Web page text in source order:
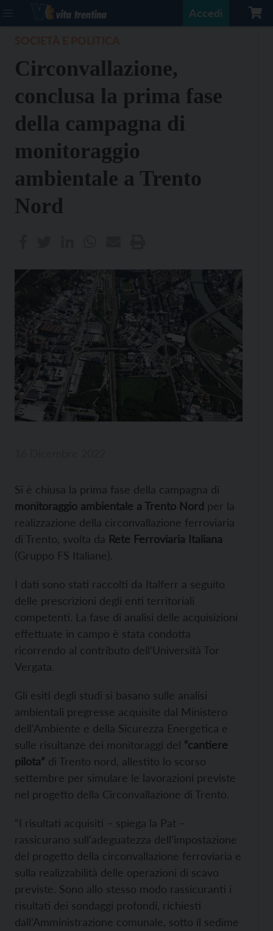
Accedi
Circonvallazione,
conclusa la prima fase
della campagna di
monitoraggio
ambientale a Trento
Nord
Si è chiusa la prima fase della campagna di
monitoraggio ambientale a Trento Nord per la
realizzazione della circonvallazione ferroviaria
di Trento, svolta da Rete Ferroviaria Italiana
(Gruppo FS Italiane).
I dati sono stati raccolti da Italferr a seguito
delle prescrizioni degli enti territoriali
competenti. La fase di analisi delle acquisizioni
effettuate in campo è stata condotta
ricorrendo al contributo dell’Università Tor
Vergata.
Gli esiti degli studi si basano sulle analisi
ambientali pregresse acquisite dal Ministero
dell’Ambiente e della Sicurezza Energetica e
sulle risultanze dei monitoraggi del “cantiere
pilota” di Trento nord, allestito lo scorso
settembre per simulare le lavorazioni previste
nel progetto della Circonvallazione di Trento.
“I risultati acquisiti – spiega la Pat –
rassicurano sull’adeguatezza dell’impostazione
del progetto della circonvallazione ferroviaria e
sulla realizzabilità delle operazioni di scavo
previste. Sono allo stesso modo rassicuranti i
risultati dei sondaggi profondi, richiesti
dall’Amministrazione comunale, sotto il sedime